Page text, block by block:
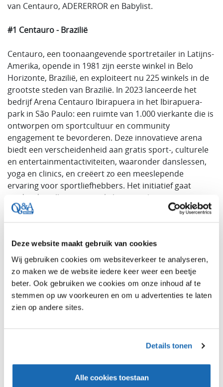
Deze website maakt gebruik van cookies
Wij gebruiken cookies om websiteverkeer te analyseren,
zo maken we de website iedere keer weer een beetje
beter. Ook gebruiken we cookies om onze inhoud af te
stemmen op uw voorkeuren en om u advertenties te laten
zien op andere sites.
Details tonen
Alle cookies toestaan
van Centauro, ADERERROR en Babylist.
#1 Centauro - Brazilië
Centauro, een toonaangevende sportretailer in Latijns-
Amerika, opende in 1981 zijn eerste winkel in Belo
Horizonte, Brazilië, en exploiteert nu 225 winkels in de
grootste steden van Brazilië. In 2023 lanceerde het
bedrijf Arena Centauro Ibirapuera in het Ibirapuera-
park in São Paulo: een ruimte van 1.000 vierkante die is
ontworpen om sportcultuur en community
engagement te bevorderen. Deze innovatieve arena
biedt een verscheidenheid aan gratis sport-, culturele
en entertainmentactiviteiten, waaronder danslessen,
yoga en clinics, en creëert zo een meeslepende
ervaring voor sportliefhebbers. Het initiatief gaat
verder dan alleen een winkel, met verbeteringen aan
de faciliteiten van het park, zoals fitnessapparaten en
marketing, merkervaring en detailhandel op een unieke
manier combineert. Ze kunnen leren, testen en
producten kopen terwijl ze omgaan met hun favoriete
merken.
Waarom is het innovatief?